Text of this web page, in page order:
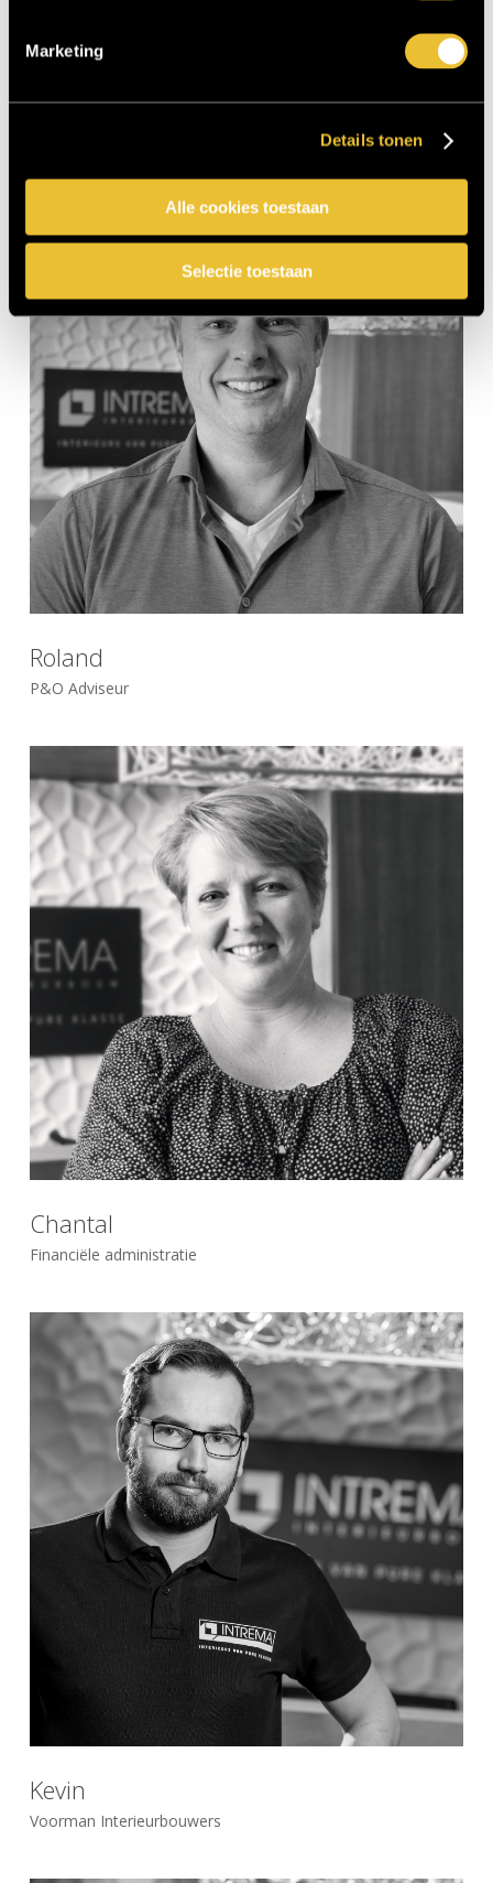
Marketing
Details tonen
Alle cookies toestaan
Selectie toestaan
Leerling Ontwerp
Roland
P&O Adviseur
Chantal
Financiële administratie
Kevin
Voorman Interieurbouwers